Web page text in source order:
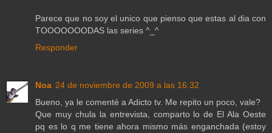
Parece que no soy el unico que pienso que estas al dia con
TOOOOOOODAS las series ^_^
Responder
Noa 24 de noviembre de 2009 a las 16:32
Bueno, ya le comenté a Adicto tv. Me repito un poco, vale?
Que muy chula la entrevista, comparto lo de El Ala Oeste
pq es lo q me tiene ahora mismo más enganchada (estoy